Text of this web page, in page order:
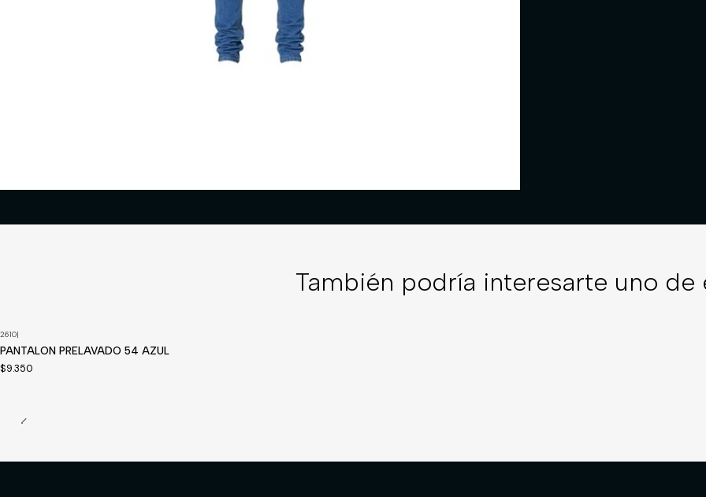
También podría interesarte uno de
2610|
PANTALON PRELAVADO 54 AZUL
$9.350